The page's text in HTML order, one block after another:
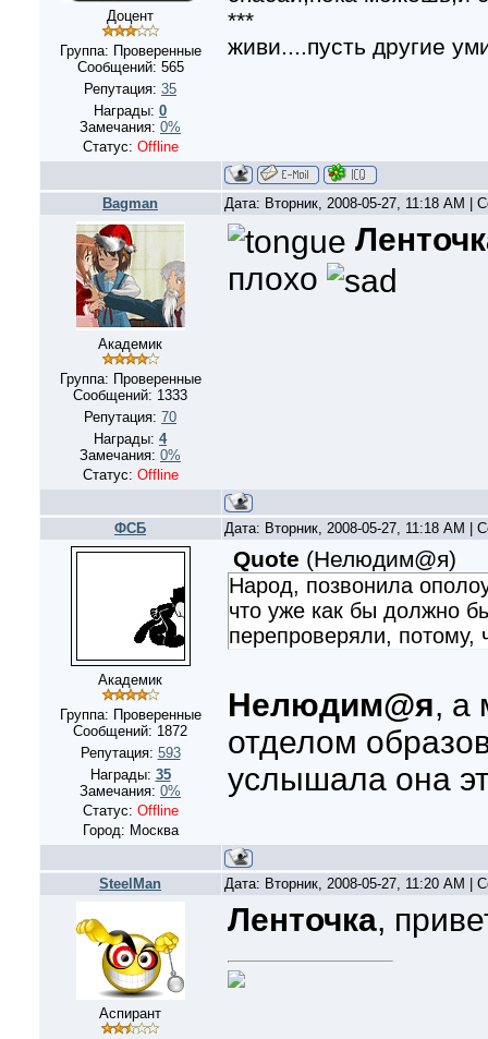
Доцент
Группа: Проверенные
Сообщений: 565
Репутация: 35
Награды: 0
Замечания: 0%
Статус: Offline
***
живи....пусть другие
Bagman Дата: Вторник, 2008-05-27, 11:18 AM |
Академик
Группа: Проверенные
Сообщений: 1333
Репутация: 70
Награды: 4
Замечания: 0%
Статус: Offline
плохо
ФСБ Дата: Вторник, 2008-05-27, 11:18 AM |
Академик
Группа: Проверенные
Сообщений: 1872
Репутация: 593
Награды: 35
Замечания: 0%
Статус: Offline
Город: Москва
Quote (Нелюдим@я)
Народ, позвонила
что уже как бы должно
перепроверяли, потому,
Нелюдим@я, а
отделом
услышала она
SteelMan Дата: Вторник, 2008-05-27, 11:20 AM |
Аспирант
Ленточка,